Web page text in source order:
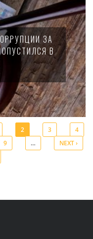
ЗА
В
2 3
4
9 …
NEXT ›